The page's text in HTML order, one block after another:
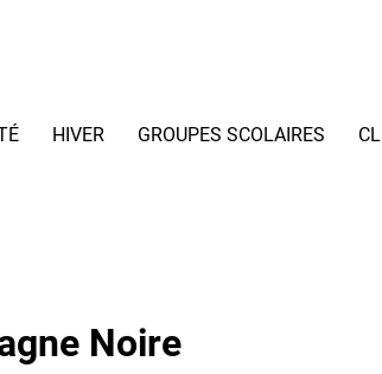
HIVER GROUPES SCOLAIRES
Noire